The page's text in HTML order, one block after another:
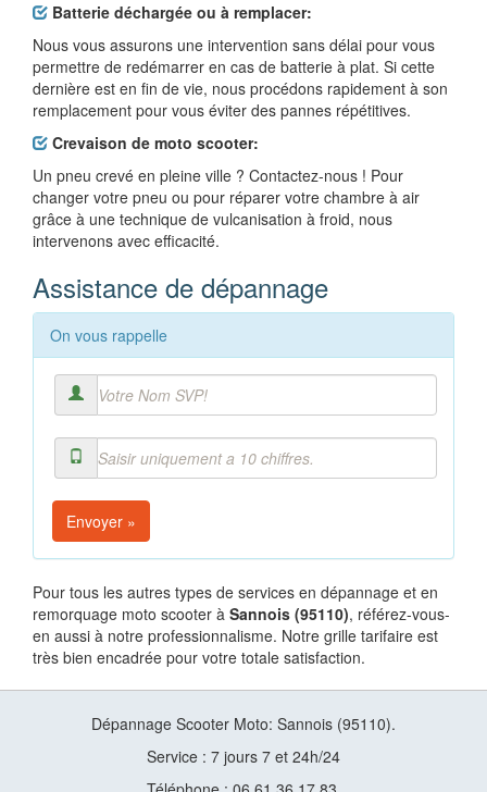
Batterie déchargée ou à remplacer:
Nous vous assurons une intervention sans délai pour vous
permettre de redémarrer en cas de batterie à plat. Si cette
dernière est en fin de vie, nous procédons rapidement à son
remplacement pour vous éviter des pannes répétitives.
Crevaison de moto scooter:
Un pneu crevé en pleine ville ? Contactez-nous ! Pour
changer votre pneu ou pour réparer votre chambre à air
grâce à une technique de vulcanisation à froid, nous
intervenons avec efficacité.
Assistance de dépannage
On vous rappelle
Envoyer »
Pour tous les autres types de services en dépannage et en
remorquage moto scooter à Sannois (95110), référez-vous-
en aussi à notre professionnalisme. Notre grille tarifaire est
très bien encadrée pour votre totale satisfaction.
Dépannage Scooter Moto: Sannois (95110).
Service : 7 jours 7 et 24h/24